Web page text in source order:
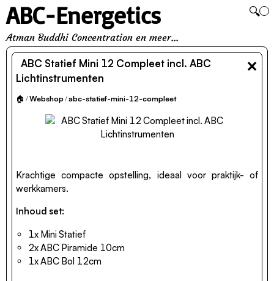
🔍
ABC-Energetics
Atman Buddhi Concentration en meer...
×
ABC Statief Mini 12 Compleet incl. ABC
Lichtinstrumenten
🏠 /Webshop /abc-statief-mini-12-compleet
Krachtige compacte opstelling, ideaal voor praktijk- of
werkkamers.
Inhoud set:
1x Mini Statief
2x ABC Piramide 10cm
1x ABC Bol 12cm